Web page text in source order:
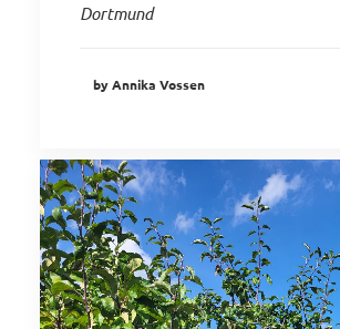
Dortmund
by Annika Vossen